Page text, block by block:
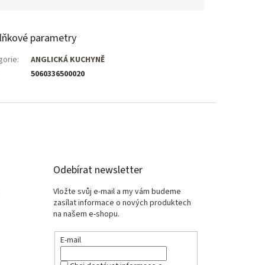
parametry
:
ANGLICKÁ KUCHYNĚ
5060336500020
Odebírat newsletter
Vložte svůj e-mail a my vám budeme
zasílat informace o nových produktech
na našem e-shopu.
E-mail